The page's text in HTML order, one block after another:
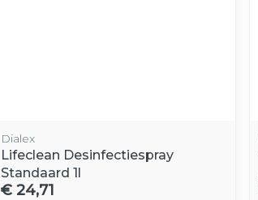
Dialex
Lifeclean Desinfectiespray
Standaard 1l
€ 24,71